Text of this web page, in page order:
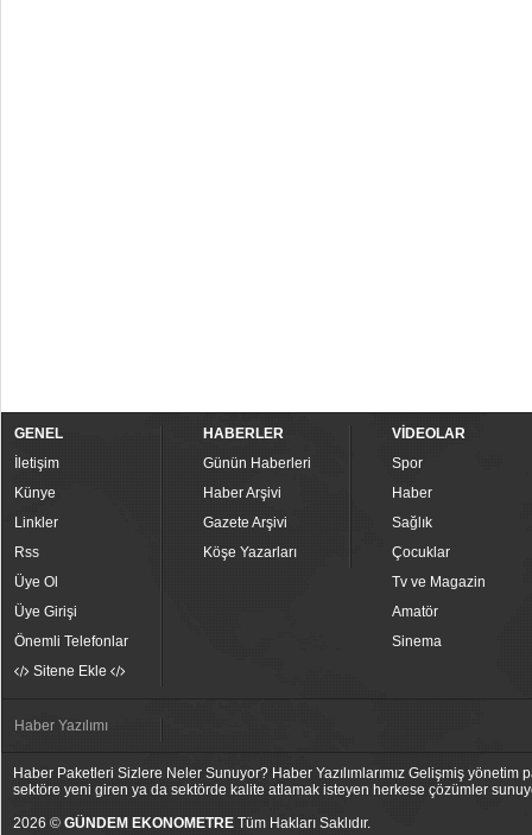
GENEL
İletişim
Künye
Linkler
Rss
Üye Ol
Üye Girişi
Önemli Telefonlar
Sitene Ekle
HABERLER
Günün Haberleri
Haber Arşivi
Gazete Arşivi
Köşe Yazarları
VİDEOLAR
Spor
Haber
Sağlık
Çocuklar
Tv ve Magazin
Amatör
Sinema
Haber Yazılımı
Haber Paketleri Sizlere Neler Sunuyor? Haber Yazılımlarımız Gelişmiş
sektöre yeni giren ya da sektörde kalite atlamak isteyen herkese çözümler
2026 © GÜNDEM EKONOMETRE Tüm Hakları Saklıdır.